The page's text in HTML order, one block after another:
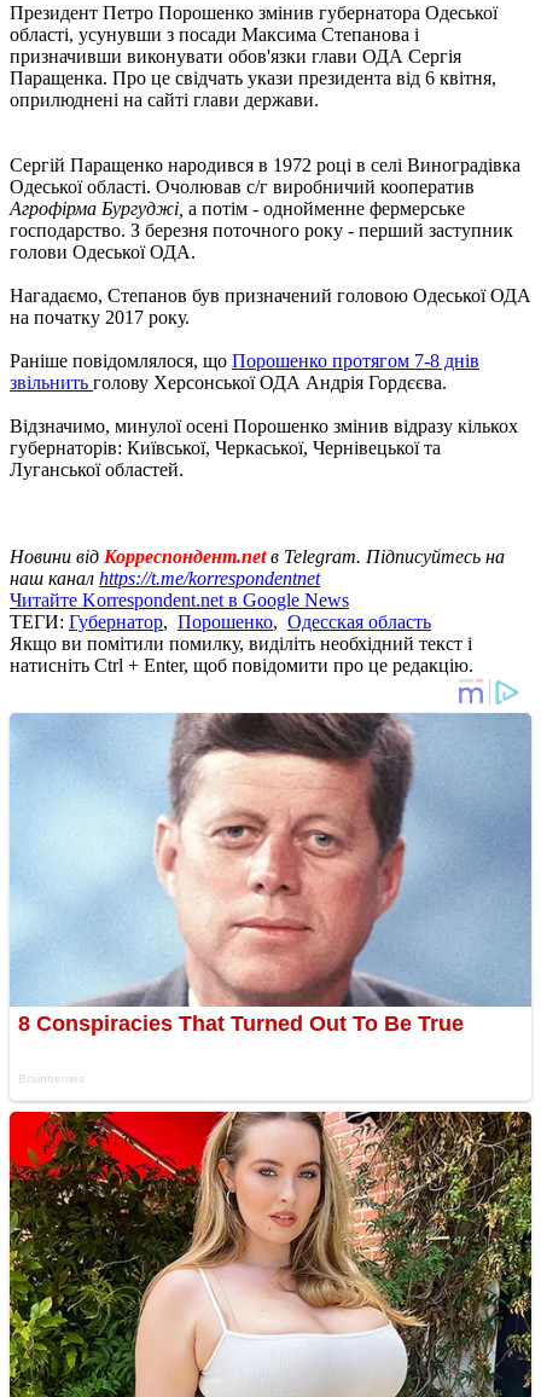
Президент Петро Порошенко змінив губернатора Одеської
області, усунувши з посади Максима Степанова і
призначивши виконувати обов'язки глави ОДА Сергія
Паращенка. Про це свідчать укази президента від 6 квітня,
оприлюднені на сайті глави держави.
Сергій Паращенко народився в 1972 році в селі Виноградівка
Одеської області. Очолював с/г виробничий кооператив
Агрофірма Бургуджі, а потім - однойменне фермерське
господарство. З березня поточного року - перший заступник
голови Одеської ОДА.
Нагадаємо, Степанов був призначений головою Одеської ОДА
на початку 2017 року.
Раніше повідомлялося, що Порошенко протягом 7-8 днів
звільнить голову Херсонської ОДА Андрія Гордєєва.
Відзначимо, минулої осені Порошенко змінив відразу кількох
губернаторів: Київської, Черкаської, Чернівецької та
Луганської областей.
Новини від Корреспондент.netв Telegram. Підписуйтесь на
наш канал https://t.me/korrespondentnet
Читайте Korrespondent.net в Google News
ТЕГИ: Губернатор, Порошенко, Одесская область
Якщо ви помітили помилку, виділіть необхідний текст і
натисніть Ctrl + Enter, щоб повідомити про це редакцію.